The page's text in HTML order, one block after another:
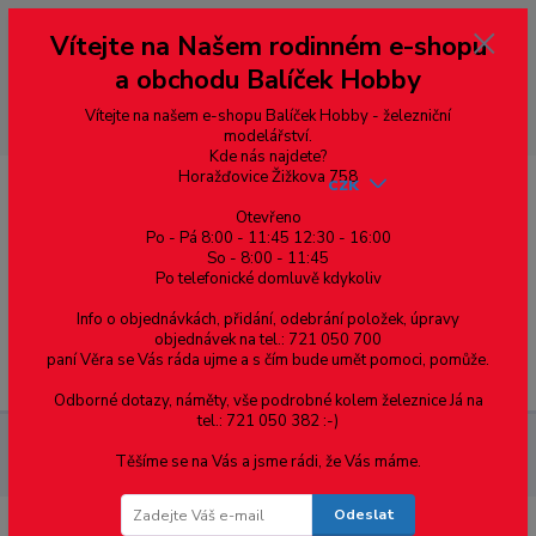
--- pro zákazníky ze Slovenska a jiných zemí, pokud chcete platit v eurech
přepněte si e-shop na euro 💶 pro přepočet měny - pravý horní roh ---
dobírky – pokud si z nějakého důvodu zásilku nevyzvednete, bude po
domluvě zaslána znovu s opětovnou platbou za poštovné, v opačném
případě bude zrušena a účet přidán na blacklist a rušeny následující
objednávky.
Menu
CZK
nečistot z kolejí, 10 ks
Vítejte na Našem rodinném e-shopu
a obchodu Balíček Hobby
Vítejte na našem e-shopu Balíček Hobby - železniční
modelářství.
Kde nás najdete?
Horažďovice Žižkova 758
Otevřeno
Po - Pá 8:00 - 11:45 12:30 - 16:00
So - 8:00 - 11:45
Po telefonické domluvě kdykoliv
Info o objednávkách, přidání, odebrání položek, úpravy
objednávek na tel.: 721 050 700
paní Věra se Vás ráda ujme a s čím bude umět pomoci, pomůže.
Odborné dotazy, náměty, vše podrobné kolem železnice Já na
tel.: 721 050 382 :-)
Těšíme se na Vás a jsme rádi, že Vás máme.
Odeslat